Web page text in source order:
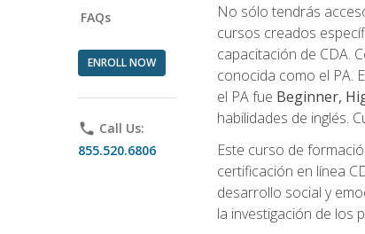
FAQs
ENROLL NOW
phone Call Us:
855.520.6806
No sólo tendrás
cursos creados
capacitación de CDA.
conocida como el PA.
el PA fue Beginner,
habilidades de inglés.
Este curso de
certificación en línea
desarrollo social y
la investigación de los